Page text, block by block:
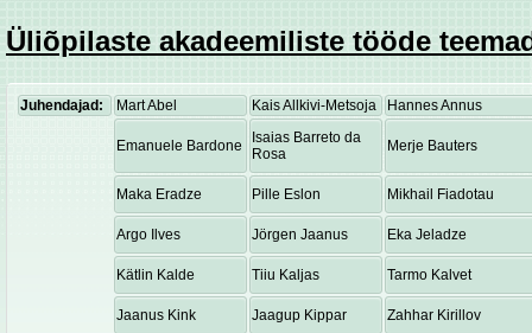
Üliõpilaste akadeemiliste tööde
Juhendajad: Mart Abel Kais Allkivi-Metsoja Hannes Annus
Emanuele Bardone
Isaias Barreto da
Rosa
Merje Bauters
Maka Eradze Pille Eslon Mikhail Fiadotau
Argo Ilves Jörgen Jaanus Eka Jeladze
Kätlin Kalde Tiiu Kaljas Tarmo Kalvet
Jaanus Kink Jaagup Kippar Zahhar Kirillov